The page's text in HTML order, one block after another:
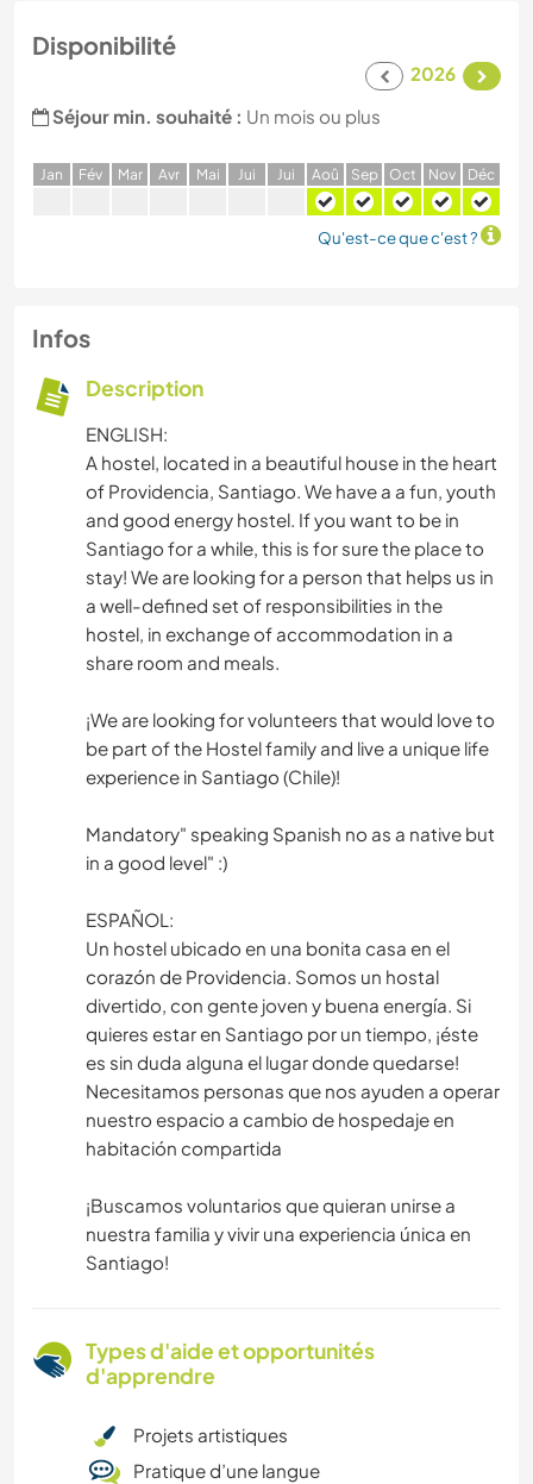
Disponibilité
2026
Séjour min. souhaité : Un mois ou plus
Jan Fév Mar Avr Mai Jui Jui Aoû Sep Oct Nov Déc
Qu'est-ce que c'est ?
Infos
Description
ENGLISH:
A hostel, located in a beautiful house in the heart
of Providencia, Santiago. We have a a fun, youth
and good energy hostel. If you want to be in
Santiago for a while, this is for sure the place to
stay! We are looking for a person that helps us in
a well-defined set of responsibilities in the
hostel, in exchange of accommodation in a
share room and meals.
¡We are looking for volunteers that would love to
be part of the Hostel family and live a unique life
experience in Santiago (Chile)!
Mandatory" speaking Spanish no as a native but
in a good level" :)
ESPAÑOL:
Un hostel ubicado en una bonita casa en el
corazón de Providencia. Somos un hostal
divertido, con gente joven y buena energía. Si
quieres estar en Santiago por un tiempo, ¡éste
es sin duda alguna el lugar donde quedarse!
Necesitamos personas que nos ayuden a operar
nuestro espacio a cambio de hospedaje en
habitación compartida
¡Buscamos voluntarios que quieran unirse a
nuestra familia y vivir una experiencia única en
Santiago!
Types d'aide et opportunités
d'apprendre
Projets artistiques
Pratique d’une langue